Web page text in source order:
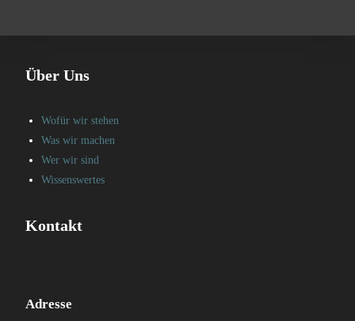
Über Uns
Wofür wir stehen
Was wir machen
Wer wir sind
Wissenswertes
Kontakt
Adresse